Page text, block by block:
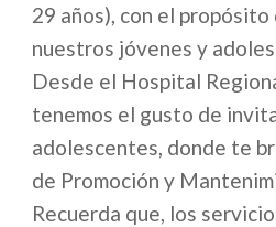
29 años), con el
nuestros jóvenes y
Desde el Hospital
tenemos el gusto de
adolescentes, donde te
de Promoción y
Recuerda que, los